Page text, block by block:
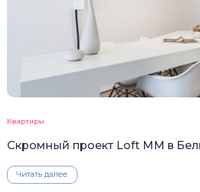
Квартиры
Скромный проект Loft MM в
Читать далее